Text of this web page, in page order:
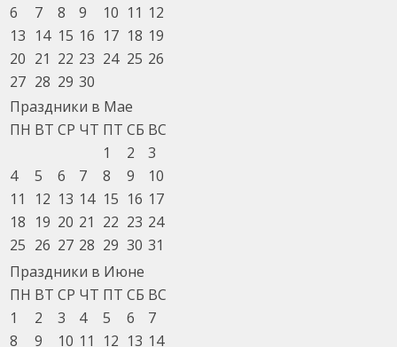
6
7 8 9 10 11 12
13 14 15 16 17 18 19
20 21 22 23 24 25 26
27 28 29 30
Праздники в Мае
ПН ВТ СР ЧТ ПТ СБ ВС
1
2
3
4
5 6 7 8 9
10
11
12 13 14 15 16 17
18 19 20 21 22 23 24
25 26 27 28 29 30 31
Праздники в Июне
ПН ВТ СР ЧТ ПТ СБ ВС
1
2 3 4 5 6
7
8
9 10 11 12 13 14